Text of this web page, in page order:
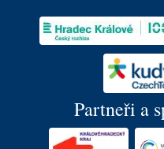
Partneři a